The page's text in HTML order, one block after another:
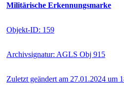
Militärische Erkennungsmarke
Objekt-ID: 159
Archivsignatur: AGLS Obj 915
Zuletzt geändert am 27.01.2024 um